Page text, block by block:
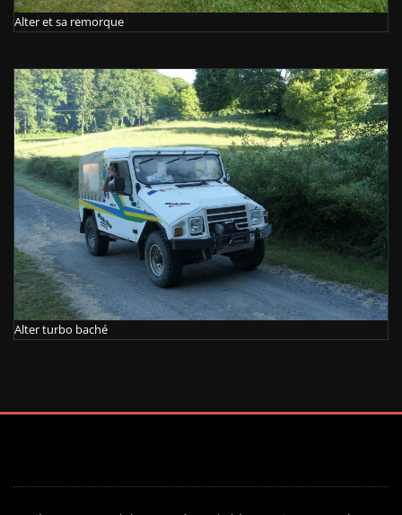
Alter et sa remorque
Alter turbo baché